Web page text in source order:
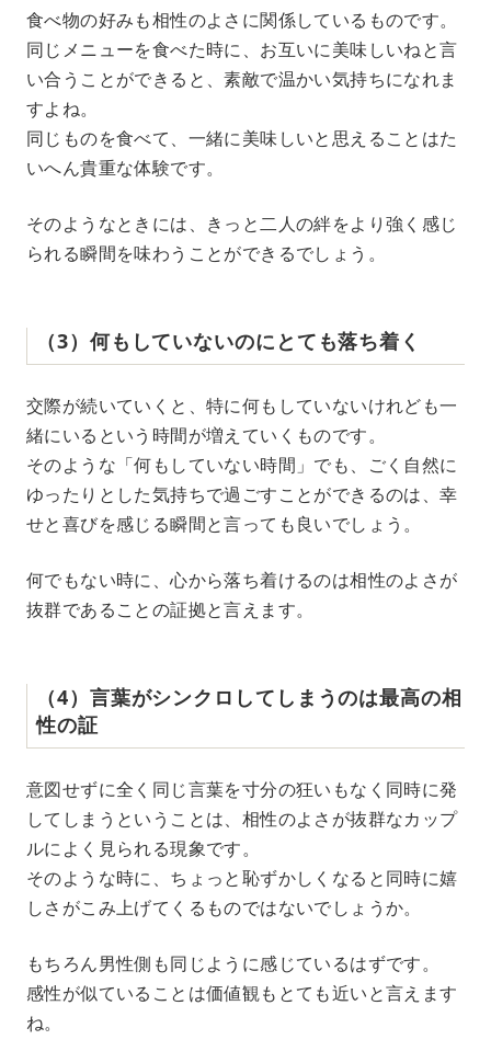
食べ物の好みも相性のよさに関係しているものです。
同じメニューを食べた時に、お互いに美味しいねと言
い合うことができると、素敵で温かい気持ちになれま
すよね。
同じものを食べて、一緒に美味しいと思えることはた
いへん貴重な体験です。
そのようなときには、きっと二人の絆をより強く感じ
られる瞬間を味わうことができるでしょう。
（3）何もしていないのにとても落ち着く
交際が続いていくと、特に何もしていないけれども一
緒にいるという時間が増えていくものです。
そのような「何もしていない時間」でも、ごく自然に
ゆったりとした気持ちで過ごすことができるのは、幸
せと喜びを感じる瞬間と言っても良いでしょう。
何でもない時に、心から落ち着けるのは相性のよさが
抜群であることの証拠と言えます。
（4）言葉がシンクロしてしまうのは最高の相
性の証
意図せずに全く同じ言葉を寸分の狂いもなく同時に発
してしまうということは、相性のよさが抜群なカップ
ルによく見られる現象です。
そのような時に、ちょっと恥ずかしくなると同時に嬉
しさがこみ上げてくるものではないでしょうか。
もちろん男性側も同じように感じているはずです。
感性が似ていることは価値観もとても近いと言えます
ね。